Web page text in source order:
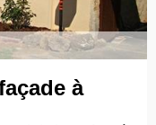
à